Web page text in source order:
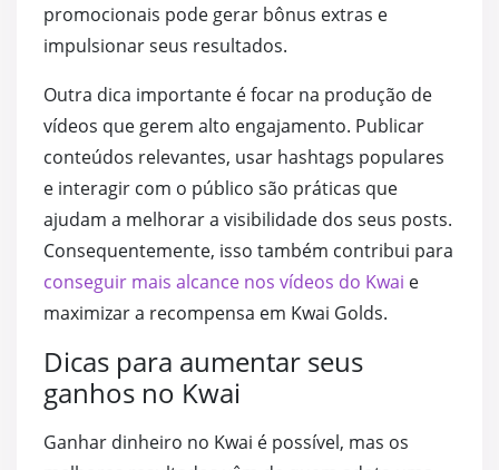
promocionais pode gerar bônus extras e
impulsionar seus resultados.
Outra dica importante é focar na produção de
vídeos que gerem alto engajamento. Publicar
conteúdos relevantes, usar hashtags populares
e interagir com o público são práticas que
ajudam a melhorar a visibilidade dos seus posts.
Consequentemente, isso também contribui para
conseguir mais alcance nos vídeos do Kwai e
maximizar a recompensa em Kwai Golds.
Dicas para aumentar seus
ganhos no Kwai
Ganhar dinheiro no Kwai é possível, mas os